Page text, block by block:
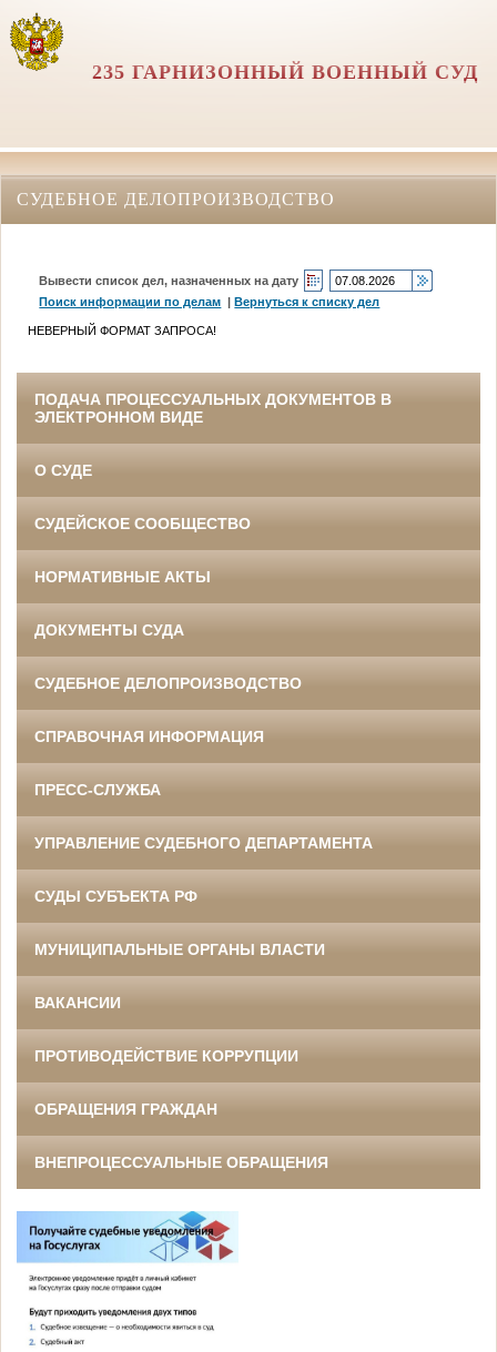
235 ГАРНИЗОННЫЙ ВОЕННЫЙ СУД
СУДЕБНОЕ ДЕЛОПРОИЗВОДСТВО
Вывести список дел, назначенных на дату
Поиск информации по делам |Вернуться к списку дел
НЕВЕРНЫЙ ФОРМАТ ЗАПРОСА!
ПОДАЧА ПРОЦЕССУАЛЬНЫХ ДОКУМЕНТОВ В
ЭЛЕКТРОННОМ ВИДЕ
О СУДЕ
СУДЕЙСКОЕ СООБЩЕСТВО
НОРМАТИВНЫЕ АКТЫ
ДОКУМЕНТЫ СУДА
СУДЕБНОЕ ДЕЛОПРОИЗВОДСТВО
СПРАВОЧНАЯ ИНФОРМАЦИЯ
ПРЕСС-СЛУЖБА
УПРАВЛЕНИЕ СУДЕБНОГО ДЕПАРТАМЕНТА
СУДЫ СУБЪЕКТА РФ
МУНИЦИПАЛЬНЫЕ ОРГАНЫ ВЛАСТИ
ВАКАНСИИ
ПРОТИВОДЕЙСТВИЕ КОРРУПЦИИ
ОБРАЩЕНИЯ ГРАЖДАН
ВНЕПРОЦЕССУАЛЬНЫЕ ОБРАЩЕНИЯ